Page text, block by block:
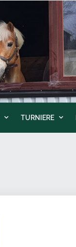
TURNIERE